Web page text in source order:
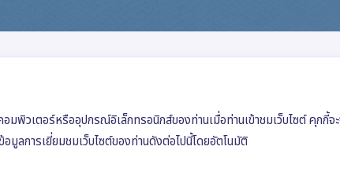
เตอร์หรืออุปกรณ์อิเล็กทรอนิกส์ของท่านเมื่อท่านเข้าชมเว็บไซต์ คุกกี้จะจ
มูลการเยี่ยมชมเว็บไซต์ของท่านดังต่อไปนี้โดยอัตโนมัติ